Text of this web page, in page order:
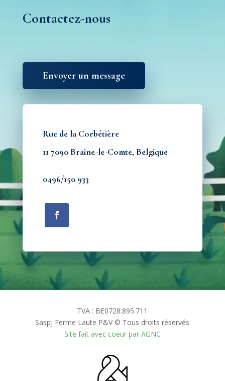
Contactez-nous
Envoyer un message
Rue de la Corbétière
11 7090 Braine-le-Comte, Belgique
0496/150 933
TVA : BE0728.895.711
Saspj Ferme Laute P&V © Tous droits réservés
Site fait avec coeur par AGNC